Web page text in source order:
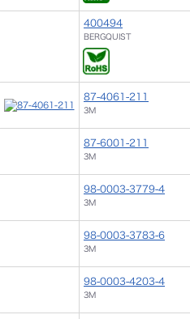
400494
BERGQUIST
87-4061-211
3M
87-6001-211
3M
98-0003-3779-4
3M
98-0003-3783-6
3M
98-0003-4203-4
3M